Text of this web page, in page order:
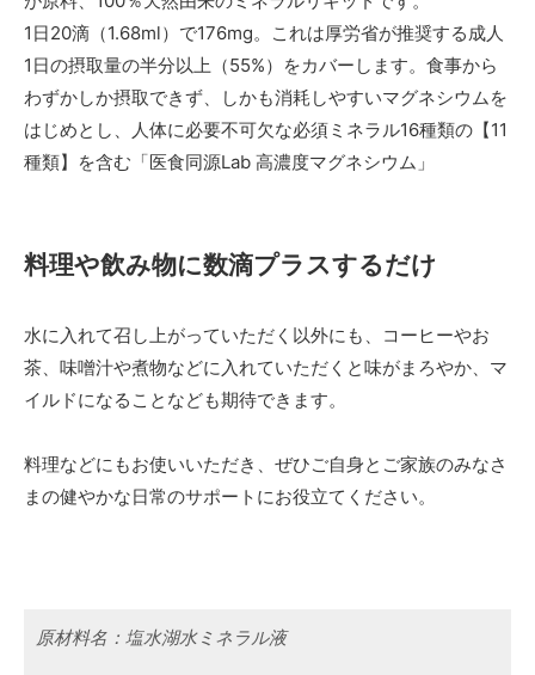
1日20滴（1.68ml）で176mg。これは厚労省が推奨する成人
1日の摂取量の半分以上（55%）をカバーします。食事から
わずかしか摂取できず、しかも消耗しやすいマグネシウムを
はじめとし、人体に必要不可欠な必須ミネラル16種類の【11
種類】を含む「医食同源Lab 高濃度マグネシウム」
料理や飲み物に数滴プラスするだけ
水に入れて召し上がっていただく以外にも、コーヒーやお
茶、味噌汁や煮物などに入れていただくと味がまろやか、マ
イルドになることなども期待できます。
料理などにもお使いいただき、ぜひご自身とご家族のみなさ
まの健やかな日常のサポートにお役立てください。
原材料名：塩水湖水ミネラル液